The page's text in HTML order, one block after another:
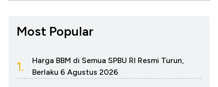
Most Popular
1.
Harga BBM di Semua SPBU RI Resmi Turun,
Berlaku 6 Agustus 2026